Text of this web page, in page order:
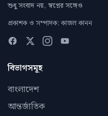
শুধু সংবাদ নয়, স্বপ্নের সঙ্গেও
প্রকাশক ও সম্পাদক: কাজল কানন
বিভাগসমূহ
বাংলাদেশ
আন্তর্জাতিক